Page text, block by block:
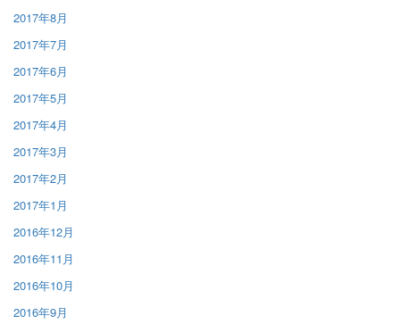
2017年8月
2017年7月
2017年6月
2017年5月
2017年4月
2017年3月
2017年2月
2017年1月
2016年12月
2016年11月
2016年10月
2016年9月